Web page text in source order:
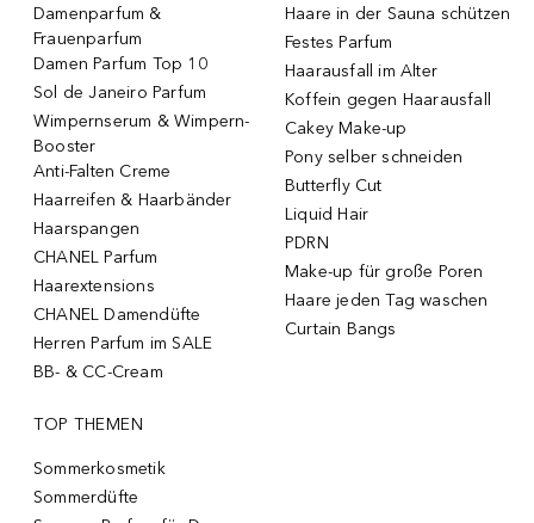
Damenparfum &
Frauenparfum
Damen Parfum Top 10
Sol de Janeiro Parfum
Wimpernserum & Wimpern-
Booster
Anti-Falten Creme
Haarreifen & Haarbänder
Haarspangen
CHANEL Parfum
Haarextensions
CHANEL Damendüfte
Herren Parfum im SALE
BB- & CC-Cream
Haare in der Sauna schützen
Festes Parfum
Haarausfall im Alter
Koffein gegen Haarausfall
Cakey Make-up
Pony selber schneiden
Butterfly Cut
Liquid Hair
PDRN
Make-up für große Poren
Haare jeden Tag waschen
Curtain Bangs
TOP THEMEN
Sommerkosmetik
Sommerdüfte